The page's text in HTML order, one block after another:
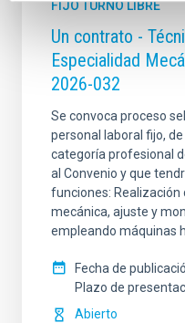
FIJO TURNO LIBRE
Un contrato -
Especialidad
2026-032
Se convoca proceso
personal laboral fijo,
categoría profesional
al Convenio y que
funciones:
mecánica, ajuste y
empleando máquinas
Fecha de
Plazo de
Abierto